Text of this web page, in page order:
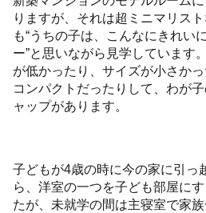
りますが、それは超ミニマリス
も“うちの子は、こんなにきれい
ー”と思いながら見学しています
が低かったり、サイズが小さか
コンパクトだったりして、わが
ャップがあります。
子どもが4歳の時に今の家に引っ
ら、洋室の一つを子ども部屋に
たが、未就学の間は主寝室で家族